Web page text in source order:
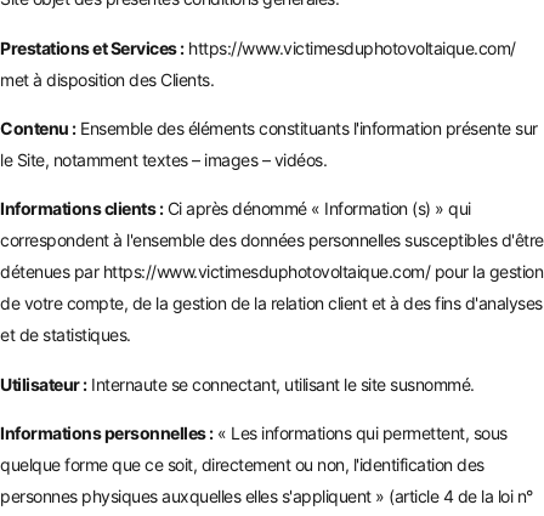
Prestations et Services : https://www.victimesduphotovoltaique.com/
met à disposition des Clients.
Contenu :Ensemble des éléments constituants l'information présente sur
le Site, notamment textes – images – vidéos.
Informations clients :Ci après dénommé « Information (s) » qui
correspondent à l'ensemble des données personnelles susceptibles d'être
détenues par https://www.victimesduphotovoltaique.com/pour la gestion
de votre compte, de la gestion de la relation client et à des fins d'analyses
et de statistiques.
Utilisateur :Internaute se connectant, utilisant le site susnommé.
Informations personnelles :« Les informations qui permettent, sous
quelque forme que ce soit, directement ou non, l'identification des
personnes physiques auxquelles elles s'appliquent » (article 4 de la loi n°